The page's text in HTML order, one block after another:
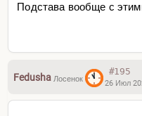
Подстава вообще с
FedushaЛосенок
#195
26 Июл